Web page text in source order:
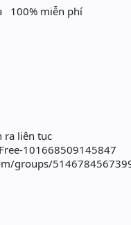
100% miễn phí
ra liên tục
101668509145847
groups/